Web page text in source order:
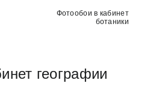
Фотообои в кабинет
ботаники
географии